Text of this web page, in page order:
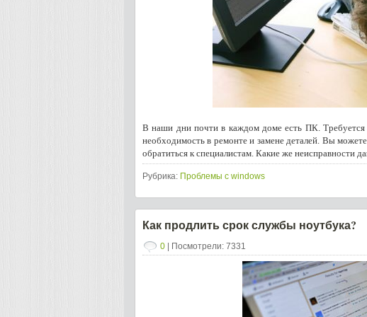
В наши дни почти в каждом доме есть ПК. Требуется
необходимость в ремонте и замене деталей. Вы
обратиться к специалистам. Какие же неисправности
Рубрика: Проблемы с windows
Как продлить срок службы ноутбука?
0 | Посмотрели: 7331